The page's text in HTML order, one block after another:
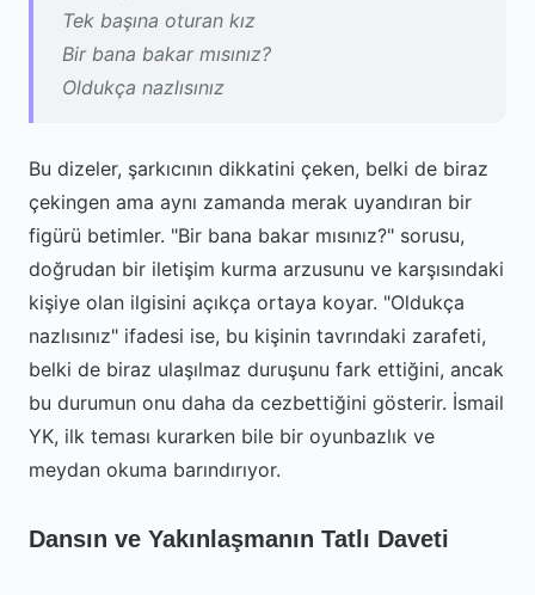
Tek başına oturan kız
Bir bana bakar mısınız?
Oldukça nazlısınız
Bu dizeler, şarkıcının dikkatini çeken, belki de biraz
çekingen ama aynı zamanda merak uyandıran bir
figürü betimler. "Bir bana bakar mısınız?" sorusu,
doğrudan bir iletişim kurma arzusunu ve karşısındaki
kişiye olan ilgisini açıkça ortaya koyar. "Oldukça
nazlısınız" ifadesi ise, bu kişinin tavrındaki zarafeti,
belki de biraz ulaşılmaz duruşunu fark ettiğini, ancak
bu durumun onu daha da cezbettiğini gösterir. İsmail
YK, ilk teması kurarken bile bir oyunbazlık ve
meydan okuma barındırıyor.
Dansın ve Yakınlaşmanın Tatlı Daveti